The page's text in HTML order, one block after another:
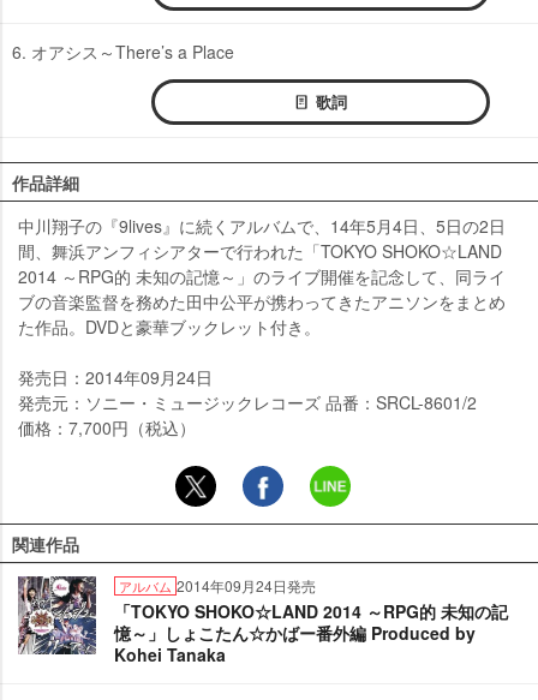
6. オアシス～There’s a Place
歌詞
作品詳細
中川翔子の『9lives』に続くアルバムで、14年5月4日、5日の2日
間、舞浜アンフィシアターで行われた「TOKYO SHOKO☆LAND
2014 ～RPG的 未知の記憶～」のライブ開催を記念して、同ライ
ブの音楽監督を務めた田中公平が携わってきたアニソンをまとめ
た作品。DVDと豪華ブックレット付き。
発売日：2014年09月24日
発売元：ソニー・ミュージックレコーズ 品番：SRCL-8601/2
価格：7,700円（税込）
関連作品
アルバム 2014年09月24日発売
「TOKYO SHOKO☆LAND 2014 ～RPG的 未知の記
憶～」しょこたん☆かばー番外編 Produced by
Kohei Tanaka